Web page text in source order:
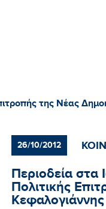
της Νέας
26/10/2012
Περιοδεία στα
Πολιτικής
Κεφαλογιάννης